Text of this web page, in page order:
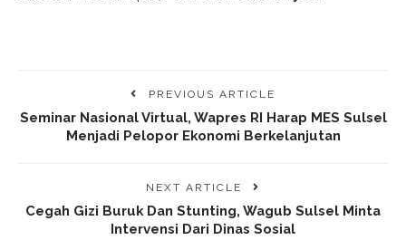
PREVIOUS ARTICLE
Seminar Nasional Virtual, Wapres RI Harap MES Sulsel
Menjadi Pelopor Ekonomi Berkelanjutan
NEXT ARTICLE
Cegah Gizi Buruk Dan Stunting, Wagub Sulsel Minta
Intervensi Dari Dinas Sosial